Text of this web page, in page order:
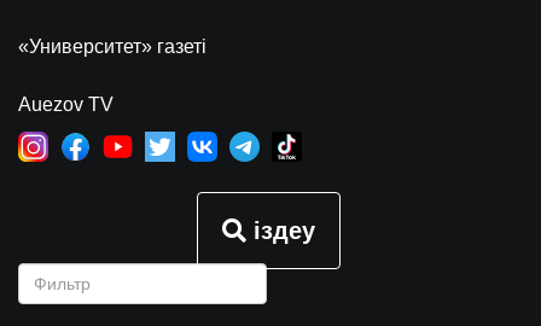
«Университет» газеті
Auezov TV
іздеу